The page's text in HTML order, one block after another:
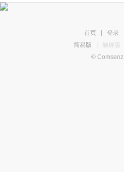
首页 | 登录
简易版
| 触屏版
© Comsenz